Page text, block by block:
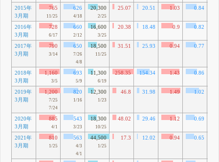
2015年
3月期
765
11/25
626
4/18
20,300
2/25
25.07 20.51 1.03 0.84
2016年
3月期
728
6/17
660
2/12
16,600
3/25
20.38 18.48 0.9 0.82
2017年
3月期
790
3/14
650
7/26
4/8
18,500
11/25
31.51 25.93 0.94 0.77
2018年
3月期
1,160
3/5
693
5/9
11,300
6/19
258.35 154.34 1.43 0.86
2019年
3月期
1,200
7/25
7/24
820
1/16
12,300
1/23
46.8 31.98 1.49 1.02
2020年
3月期
885
4/1
543
3/23
18,300
10/25
48.02 29.46 1.12 0.69
2021年
3月期
810
1/25
563
4/3
4/1
44,500
1/25
17.3 12.02 0.94 0.65